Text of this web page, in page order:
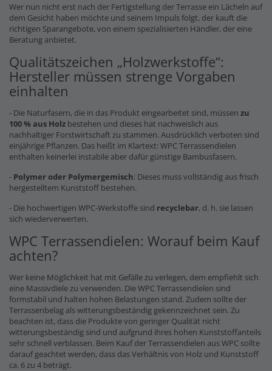
Wer nun nicht erst nach der Fertigstellung der Terrasse ein Lächeln auf
dem Gesicht haben möchte und seinem Impuls folgt, der kauft die
richtigen Sparangebote, von einem spezialisierten Händler, der eine
Beratung anbietet.
Qualitätszeichen „Holzwerkstoffe“:
Hersteller müssen strenge Vorgaben
einhalten
- Die Naturfasern, die in das Produkt eingearbeitet sind, müssen zu
100 % aus Holz bestehen und dieses hat nachweislich aus
nachhaltiger Forstwirtschaft zu stammen. Ausdrücklich verboten sind
einjährige Pflanzen. Das heißt im Klartext: WPC Terrassendielen
enthalten keinerlei instabile aber dafür günstige Bambusfasern.
- Polymer oder Polymergemisch: Dieses muss vollständig aus frisch
hergestelltem Kunststoff bestehen.
- Die hochwertigen WPC-Werkstoffe sind recyclebar, d. h. sie lassen
sich wiederverwerten.
WPC Terrassendielen: Worauf beim Kauf
achten?
Wer keine Möglichkeit hat mit Gefälle zu verlegen, dem empfiehlt sich
eine Massivdiele zu verwenden. Die WPC Terrassendielen sind
formstabil und halten hohen Belastungen stand. Zudem sollte der
Terrassenbelag als witterungsbeständig gekennzeichnet sein. Zu
beachten ist, dass die Produkte von geringer Qualität nicht
witterungsbeständig sind und aufgrund ihres hohen Kunststoffanteils
sehr schnell verblassen. Beim Kauf der Terrassendielen aus WPC sollte
darauf geachtet werden, dass das Verhältnis von Holz und Kunststoff
ca. 6 zu 4 beträgt.